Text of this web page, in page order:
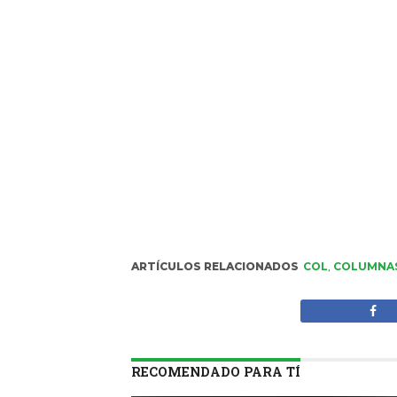
ARTÍCULOS RELACIONADOS COL
RECOMENDADO PARA TÍ